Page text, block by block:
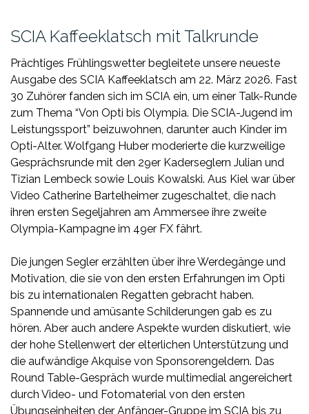
SCIA Kaffeeklatsch mit Talkrunde
Prächtiges Frühlingswetter begleitete unsere neueste
Ausgabe des SCIA Kaffeeklatsch am 22. März 2026. Fast
30 Zuhörer fanden sich im SCIA ein, um einer Talk-Runde
zum Thema “Von Opti bis Olympia. Die SCIA-Jugend im
Leistungssport” beizuwohnen, darunter auch Kinder im
Opti-Alter. Wolfgang Huber moderierte die kurzweilige
Gesprächsrunde mit den 29er Kaderseglern Julian und
Tizian Lembeck sowie Louis Kowalski. Aus Kiel war über
Video Catherine Bartelheimer zugeschaltet, die nach
ihren ersten Segeljahren am Ammersee ihre zweite
Olympia-Kampagne im 49er FX fährt.
Die jungen Segler erzählten über ihre Werdegänge und
Motivation, die sie von den ersten Erfahrungen im Opti
bis zu internationalen Regatten gebracht haben.
Spannende und amüsante Schilderungen gab es zu
hören. Aber auch andere Aspekte wurden diskutiert, wie
der hohe Stellenwert der elterlichen Unterstützung und
die aufwändige Akquise von Sponsorengeldern. Das
Round Table-Gespräch wurde multimedial angereichert
durch Video- und Fotomaterial von den ersten
Übungseinheiten der Anfänger-Gruppe im SCIA bis zu